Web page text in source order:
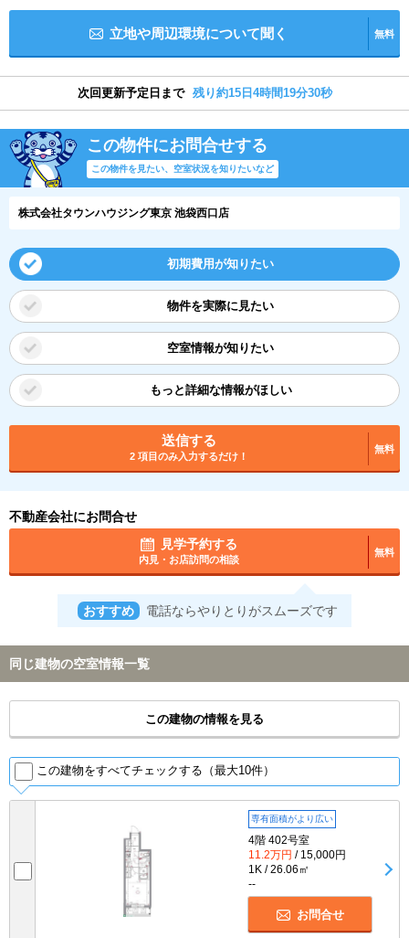
立地や周辺環境について聞く 無料
次回更新予定日まで 残り約15日4時間19分30秒
この物件にお問合せする
この物件を見たい、空室状況を知りたいなど
株式会社タウンハウジング東京 池袋西口店
初期費用が知りたい
物件を実際に見たい
空室情報が知りたい
もっと詳細な情報がほしい
送信する
2 項目のみ入力するだけ！
無料
不動産会社にお問合せ
見学予約する
内見・お店訪問の相談
無料
おすすめ 電話ならやりとりがスムーズです
同じ建物の空室情報一覧
この建物の情報を見る
この建物をすべてチェックする（最大10件）
専有面積がより広い
4階 402号室
11.2万円 / 15,000円
1K / 26.06㎡
--
お問合せ